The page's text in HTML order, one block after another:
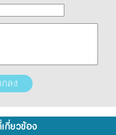
กี่ยวข้อง